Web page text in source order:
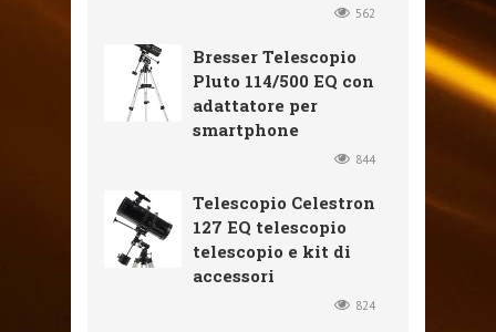
562
Bresser Telescopio
Pluto 114/500 EQ con
adattatore per
smartphone
844
Telescopio Celestron
127 EQ telescopio
telescopio e kit di
accessori
824